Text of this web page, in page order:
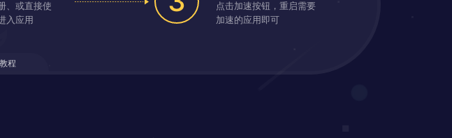
、或直接使
入应用
点击加速按钮，重启需要
加速的应用即可
程